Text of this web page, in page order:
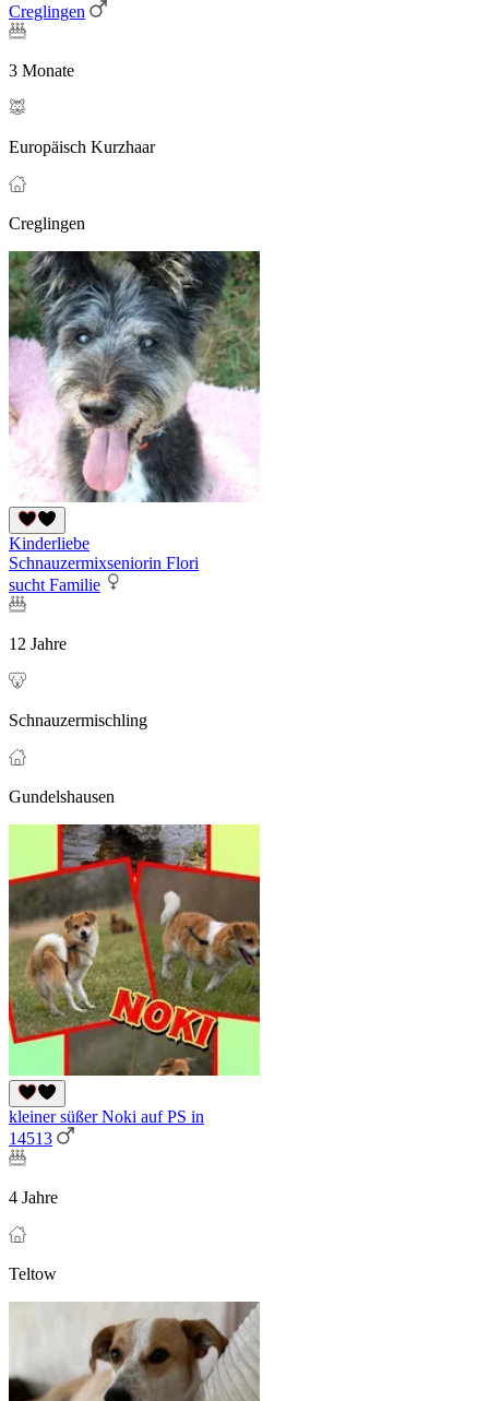
Creglingen
3 Monate
Europäisch Kurzhaar
Creglingen
Kinderliebe
Schnauzermixseniorin Flori
sucht Familie
12 Jahre
Schnauzermischling
Gundelshausen
kleiner süßer Noki auf PS in
14513
4 Jahre
Teltow